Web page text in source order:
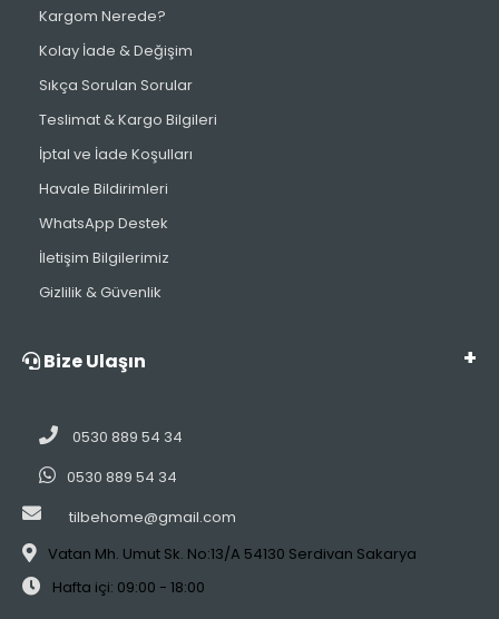
Kargom Nerede?
Kolay İade & Değişim
Sıkça Sorulan Sorular
Teslimat & Kargo Bilgileri
İptal ve İade Koşulları
Havale Bildirimleri
WhatsApp Destek
İletişim Bilgilerimiz
Gizlilik & Güvenlik
Bize Ulaşın
0530 889 54 34
0530 889 54 34
tilbehome@gmail.com
Vatan Mh. Umut Sk. No:13/A 54130 Serdivan Sakarya
Hafta içi: 09:00 - 18:00